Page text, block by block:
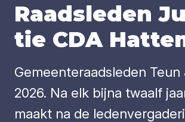
Raads­le­den
tie CDA
Gemeenteraadsleden
2026. Na elk bijna twaalf
maakt na de